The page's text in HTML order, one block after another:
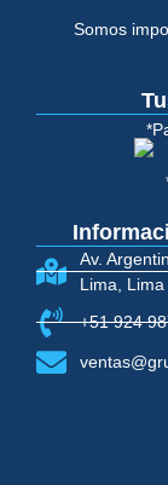
Somos
Av.
Lima,
+51 924